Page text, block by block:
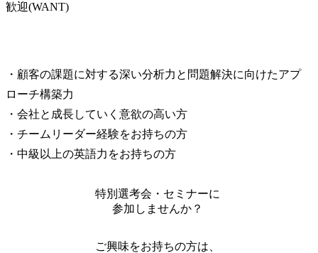
歓迎(WANT)
・顧客の課題に対する深い分析力と問題解決に向けたアプ
ローチ構築力
・会社と成長していく意欲の高い方
・チームリーダー経験をお持ちの方
・中級以上の英語力をお持ちの方
特別選考会・セミナーに
参加しませんか？
ご興味をお持ちの方は、